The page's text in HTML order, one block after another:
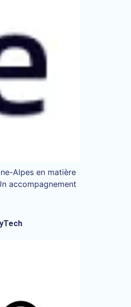
Alpes en matière
accompagnement